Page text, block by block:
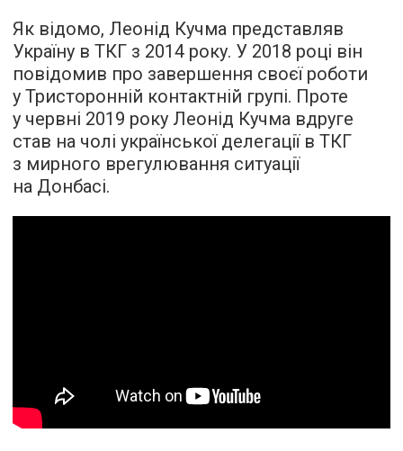
Як відомо, Леонід Кучма представляв
Україну в ТКГ з 2014 року. У 2018 році він
повідомив про завершення своєї роботи
у Тристоронній контактній групі. Проте
у червні 2019 року Леонід Кучма вдруге
став на чолі української делегації в ТКГ
з мирного врегулювання ситуації
на Донбасі.